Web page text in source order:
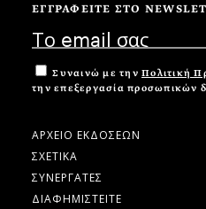
ΕΓΓΡΑΦΕΙΤΕ ΣΤΟ
Συναινώ με την Πολιτική
την επεξεργασία προσωπικών
ΑΡΧΕΙΟ ΕΚΔΟΣΕΩΝ
ΣΧΕΤΙΚΑ
ΣΥΝΕΡΓΑΤΕΣ
ΔΙΑΦΗΜΙΣΤΕΙΤΕ